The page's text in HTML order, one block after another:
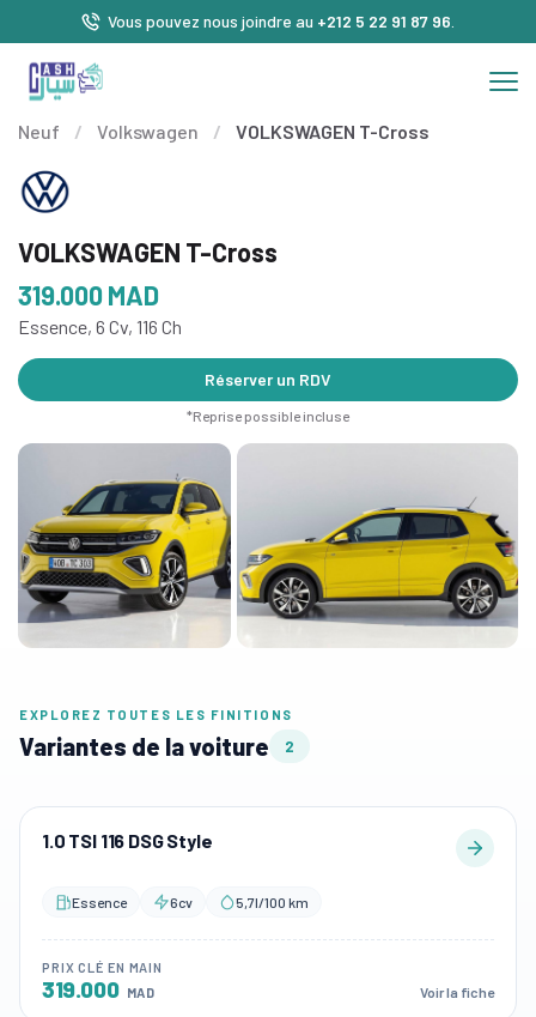
Vous pouvez nous joindre au +212 5 22 91 87 96
Neuf / Volkswagen / VOLKSWAGEN T-Cross
VOLKSWAGEN T-Cross
319.000MAD
Essence, 6 Cv, 116 Ch
Réserver un RDV
*Reprise possible incluse
EXPLOREZ TOUTES LES FINITIONS
Variantes de la voiture 2
1.0 TSI 116 DSG Style
Essence 6cv 5,7l/100 km
PRIX CLÉ EN MAIN
319.000 MAD Voir la fiche